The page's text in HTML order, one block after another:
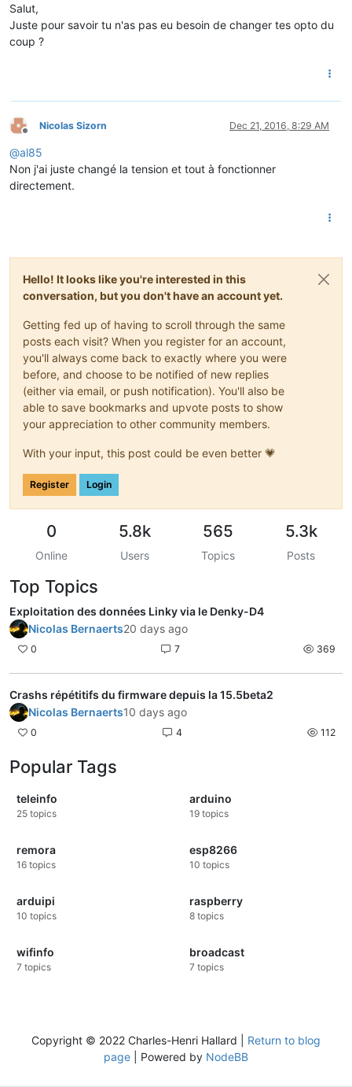
Salut,
Juste pour savoir tu n'as pas eu besoin de changer tes opto du
coup ?
Offline
Nicolas Sizorn Dec 21, 2016, 8:29 AM
@al85
Non j'ai juste changé la tension et tout à fonctionner
directement.
Hello! It looks like you're interested in this
conversation, but you don't have an account yet.
Getting fed up of having to scroll through the same
posts each visit? When you register for an account,
you'll always come back to exactly where you were
before, and choose to be notified of new replies
(either via email, or push notification). You'll also be
able to save bookmarks and upvote posts to show
your appreciation to other community members.
With your input, this post could be even better 💗
Register Login
0
Online
5.8k
Users
565
Topics
5.3k
Posts
Top Topics
Exploitation des données Linky via le Denky-D4
Nicolas Bernaerts20 days ago
0 7 369
Crashs répétitifs du firmware depuis la 15.5beta2
Nicolas Bernaerts10 days ago
0 4 112
Popular Tags
teleinfo
25 topics
arduino
19 topics
remora
16 topics
esp8266
10 topics
arduipi
10 topics
raspberry
8 topics
wifinfo
7 topics
broadcast
7 topics
Copyright © 2022 Charles-Henri Hallard | Return to blog
page | Powered by NodeBB